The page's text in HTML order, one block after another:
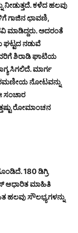
ನೀಡುತ್ತದೆ. ಕಳೆದ ಹಲವು
ಗಾಜಿನ ಛಾವಣಿ,
ಮಾಡಿದ್ದರು. ಅದರಂತೆ
ಘಟ್ಟದ ನಡುವೆ
ಶಿರಾಡಿ ಘಾಟಿಯ
ಸಿಗಲಿದೆ. ಮಾರ್ಗ
ರಮಣೀಯ ನೋಟವನ್ನು
ಸಂಚಾರ
ರೋಮಾಂಚನ
180 ಡಿಗ್ರಿ
ಆಧಾರಿತ ಮಾಹಿತಿ
ಹಲವು ಸೌಲಭ್ಯಗಳನ್ನು